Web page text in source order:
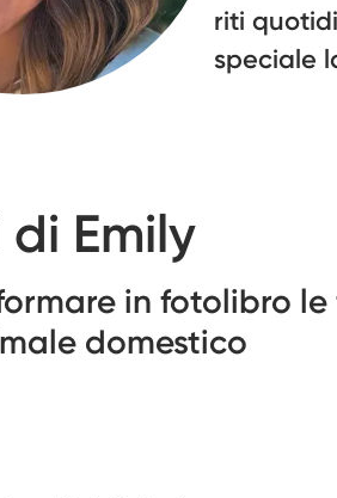
riti
speciale
Emily
in fotolibro le
domestico